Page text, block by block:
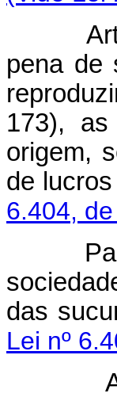
pena de
173),
origem,
de
6.404,
das
Lei nº